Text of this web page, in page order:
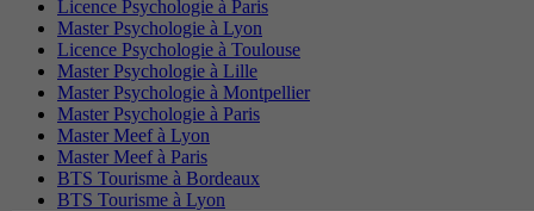
Licence Psychologie à Paris
Master Psychologie à Lyon
Licence Psychologie à Toulouse
Master Psychologie à Lille
Master Psychologie à Montpellier
Master Psychologie à Paris
Master Meef à Lyon
Master Meef à Paris
BTS Tourisme à Bordeaux
BTS Tourisme à Lyon